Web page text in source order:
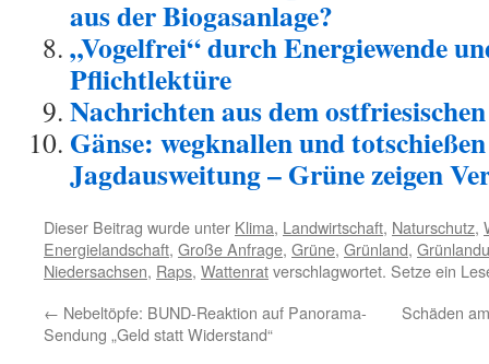
aus der Biogasanlage?
„Vogelfrei“ durch Energiewende
Pflichtlektüre
Nachrichten aus dem
Gänse: wegknallen und
Jagdausweitung – Grüne zeigen
Dieser Beitrag wurde unter Klima, Landwirtschaft, Naturschutz,
Energielandschaft, Große Anfrage, Grüne, Grünland,
Niedersachsen, Raps, Wattenratverschlagwortet. Setze ein
← Nebeltöpfe: BUND-Reaktion auf Panorama-
Sendung „Geld statt Widerstand“
Schäden